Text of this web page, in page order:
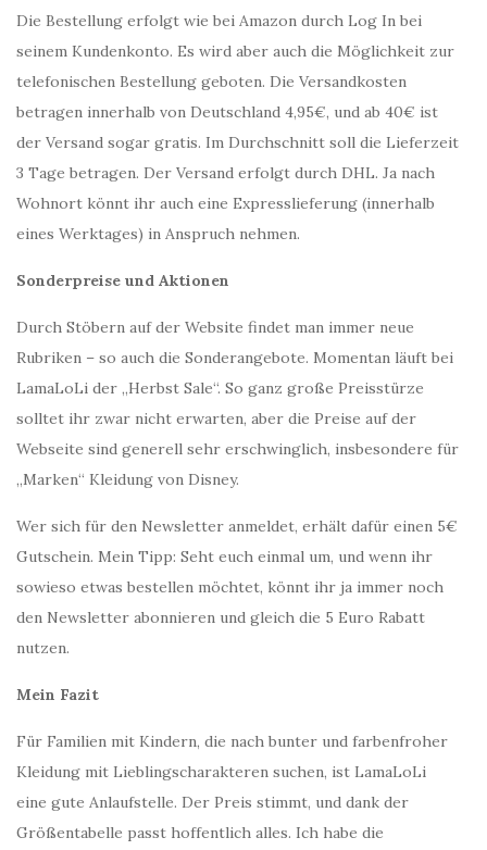
Die Bestellung erfolgt wie bei Amazon durch Log In bei
seinem Kundenkonto. Es wird aber auch die Möglichkeit zur
telefonischen Bestellung geboten. Die Versandkosten
betragen innerhalb von Deutschland 4,95€, und ab 40€ ist
der Versand sogar gratis. Im Durchschnitt soll die Lieferzeit
3 Tage betragen. Der Versand erfolgt durch DHL. Ja nach
Wohnort könnt ihr auch eine Expresslieferung (innerhalb
eines Werktages) in Anspruch nehmen.
Sonderpreise und Aktionen
Durch Stöbern auf der Website findet man immer neue
Rubriken – so auch die Sonderangebote. Momentan läuft bei
LamaLoLi der „Herbst Sale“. So ganz große Preisstürze
solltet ihr zwar nicht erwarten, aber die Preise auf der
Webseite sind generell sehr erschwinglich, insbesondere für
„Marken“ Kleidung von Disney.
Wer sich für den Newsletter anmeldet, erhält dafür einen 5€
Gutschein. Mein Tipp: Seht euch einmal um, und wenn ihr
sowieso etwas bestellen möchtet, könnt ihr ja immer noch
den Newsletter abonnieren und gleich die 5 Euro Rabatt
nutzen.
Mein Fazit
Für Familien mit Kindern, die nach bunter und farbenfroher
Kleidung mit Lieblingscharakteren suchen, ist LamaLoLi
eine gute Anlaufstelle. Der Preis stimmt, und dank der
Größentabelle passt hoffentlich alles. Ich habe die